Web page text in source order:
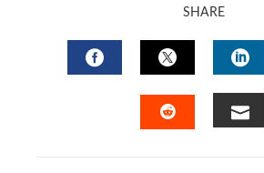
SHARE
FACEBOOKTWITTER